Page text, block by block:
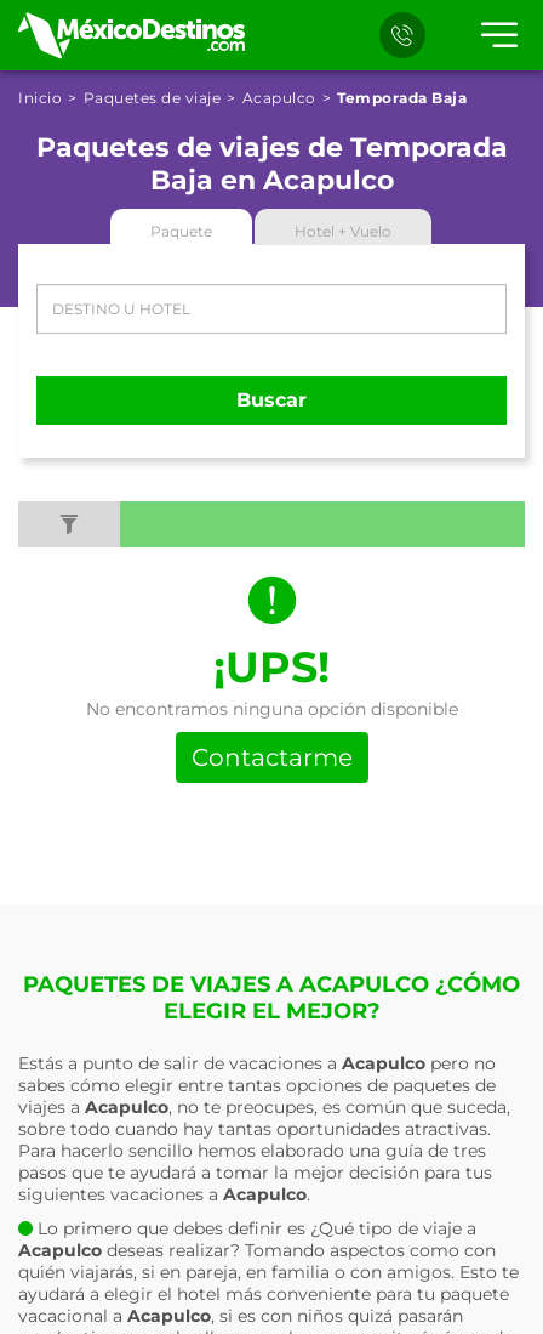
Inicio Paquetes de viaje Acapulco Temporada Baja
Paquetes de viajes de Temporada
Baja en Acapulco
Paquete Hotel + Vuelo
Buscar
¡UPS!
No encontramos ninguna opción disponible
Contactarme
PAQUETES DE VIAJES A ACAPULCO ¿CÓMO
ELEGIR EL MEJOR?
Estás a punto de salir de vacaciones a Acapulco pero no
sabes cómo elegir entre tantas opciones de paquetes de
viajes a Acapulco, no te preocupes, es común que suceda,
sobre todo cuando hay tantas oportunidades atractivas.
Para hacerlo sencillo hemos elaborado una guía de tres
pasos que te ayudará a tomar la mejor decisión para tus
siguientes vacaciones a Acapulco.
Lo primero que debes definir es ¿Qué tipo de viaje a
Acapulco deseas realizar? Tomando aspectos como con
quién viajarás, si en pareja, en familia o con amigos. Esto te
ayudará a elegir el hotel más conveniente para tu paquete
vacacional a Acapulco, si es con niños quizá pasarán